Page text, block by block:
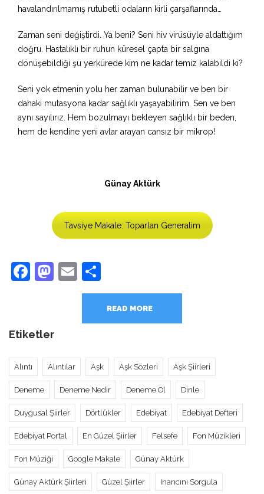
havalandırılmamış rutubetli odaların kirli çarşaflarında…
Zaman seni değiştirdi. Ya beni? Seni hiv virüsüyle aldattığım
doğru. Hastalıklı bir ruhun küresel çapta bir salgına
dönüşebildiği şu yerkürede kim ne kadar temiz kalabildi ki?
Seni yok etmenin yolu her zaman bulunabilir ve ben bir
dahaki mutasyona kadar sağlıklı yaşayabilirim. Sen ve ben
aynı sayılırız. Hem bozulmayı bekleyen sağlıklı bir beden,
hem de kendine yeni avlar arayan cansız bir mikrop!
Günay Aktürk
Tavsiye Makale: Toparlan Generalim
Facebook
Mastodon
Email
READ MORE
Etiketler
Alıntı Alıntılar Aşk Aşk Sözleri Aşk Şiirleri
Deneme Deneme Nedir Deneme Ol Dinle
Duygusal Şiirler Dörtlükler Edebiyat Edebiyat Defteri
Edebiyat Portal En Güzel Şiirler Felsefe Fon Müzikleri
Fon Müziği Google Makale Günay Aktürk
Günay Aktürk Şiirleri Güzel Şiirler Inancını Sorgula